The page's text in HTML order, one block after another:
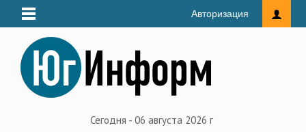
Авторизация
Сегодня - 06 августа 2026 г